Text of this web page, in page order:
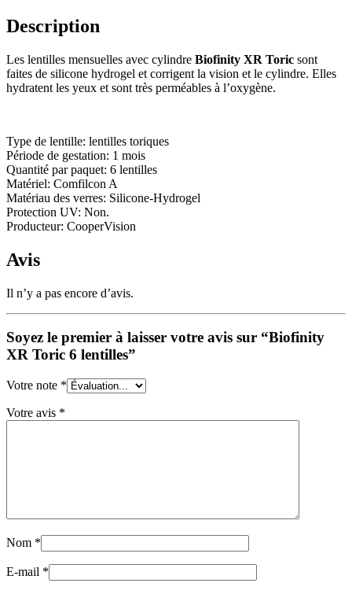
Description
Les lentilles mensuelles avec cylindre Biofinity XR Toric sont
faites de silicone hydrogel et corrigent la vision et le cylindre. Elles
hydratent les yeux et sont très perméables à l’oxygène.
Type de lentille: lentilles toriques
Période de gestation: 1 mois
Quantité par paquet: 6 lentilles
Matériel: Comfilcon A
Matériau des verres: Silicone-Hydrogel
Protection UV: Non.
Producteur: CooperVision
Avis
Il n’y a pas encore d’avis.
Soyez le premier à laisser votre avis sur “Biofinity
XR Toric 6 lentilles”
Votre note *
Votre avis *
Nom *
E-mail *